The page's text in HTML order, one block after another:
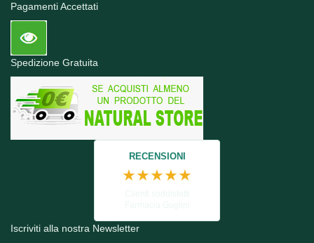
Pagamenti Accettati
Spedizione Gratuita
RECENSIONI
★★★★★
Iscriviti alla nostra Newsletter